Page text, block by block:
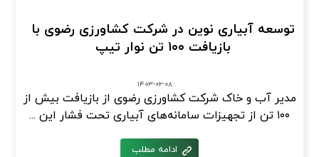
توسعه آبیاری نوین در شرکت کشاورزی رضوی با
بازیافت ۱۰۰ تن نوار تیپ
۱۴۰۳-۰۲-۰۸
مدیر آب و خاک شرکت کشاورزی رضوی از بازیافت بیش از
۱۰۰ تن از تجهیزات سامانه‌های آبیاری تحت فشار این ...
ادامه مطلب